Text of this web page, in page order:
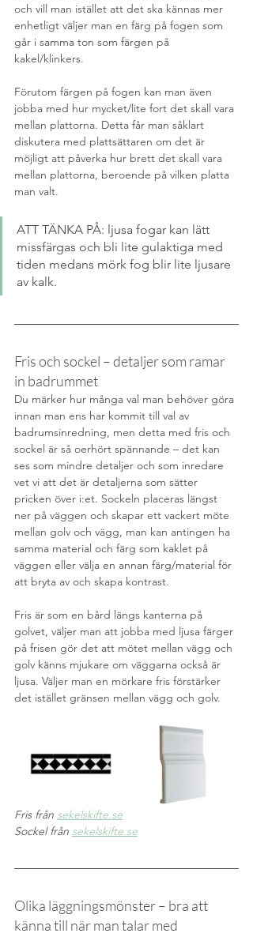
och vill man istället att det ska kännas mer
enhetligt väljer man en färg på fogen som
går i samma ton som färgen på
kakel/klinkers.
Förutom färgen på fogen kan man även
jobba med hur mycket/lite fort det skall vara
mellan plattorna. Detta får man såklart
diskutera med plattsättaren om det är
möjligt att påverka hur brett det skall vara
mellan plattorna, beroende på vilken platta
man valt.
ATT TÄNKA PÅ: ljusa fogar kan lätt
missfärgas och bli lite gulaktiga med
tiden medans mörk fog blir lite ljusare
av kalk.
Fris och sockel – detaljer som ramar
in badrummet
Du märker hur många val man behöver göra
innan man ens har kommit till val av
badrumsinredning, men detta med fris och
sockel är så oerhört spännande – det kan
ses som mindre detaljer och som inredare
vet vi att det är detaljerna som sätter
pricken över i:et. Sockeln placeras längst
ner på väggen och skapar ett vackert möte
mellan golv och vägg, man kan antingen ha
samma material och färg som kaklet på
väggen eller välja en annan färg/material för
att bryta av och skapa kontrast.
Fris är som en bård längs kanterna på
golvet, väljer man att jobba med ljusa färger
på frisen gör det att mötet mellan vägg och
golv känns mjukare om väggarna också är
ljusa. Väljer man en mörkare fris förstärker
det istället gränsen mellan vägg och golv.
Fris från sekelskifte.se
Sockel från sekelskifte.se
Olika läggningsmönster – bra att
känna till när man talar med